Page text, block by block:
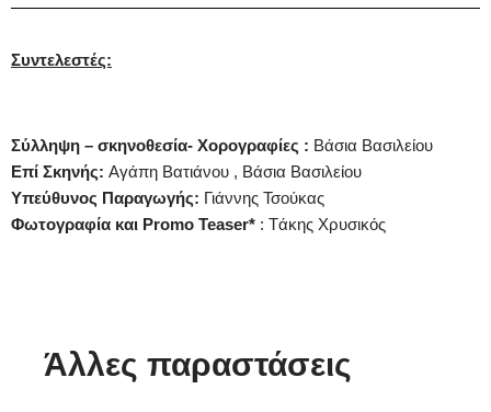
Συντελεστές:
Σύλληψη – σκηνοθεσία- Χορογραφίες : Βάσια Βασιλείου
Επί Σκηνής: Aγάπη Βατιάνου , Βάσια Βασιλείου
Υπεύθυνος Παραγωγής: Γιάννης Τσούκας
Φωτογραφία και Promo Teaser* : Tάκης Χρυσικός
Άλλες παραστάσεις